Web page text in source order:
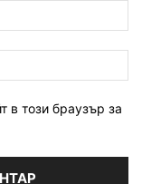
в този браузър за